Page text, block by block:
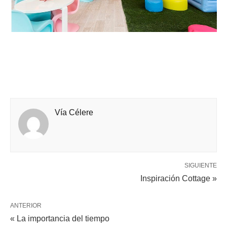
Vía Célere
SIGUIENTE
Inspiración Cottage »
ANTERIOR
« La importancia del tiempo